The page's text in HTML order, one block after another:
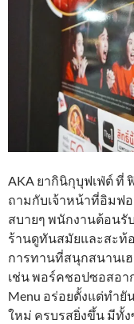
AKA ยากินิกุบุฟเฟ่ต์ ที่
ถามกับเจ้าหน้าที่อิมฟ
สบายๆ พนักงานต้อนรั
ร้านดูทันสมัยและสะท้
การทานที่สนุกสนานเ
เช่น พอร์คชอปซอสอา
Menu อร่อยตั้งแต่ทำยั
ใหม่ ครบรสยิ่งขึ้น มีทั้ง